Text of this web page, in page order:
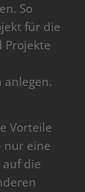
So
für die
Vorteile
nur eine
die